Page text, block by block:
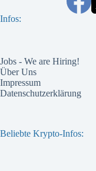
Infos:
Jobs - We are Hiring!
Über Uns
Impressum
Datenschutzerklärung
Beliebte Krypto-Infos: